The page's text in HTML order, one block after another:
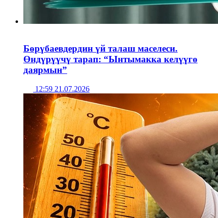
Бөрүбаевдердин үй талаш маселеси.
Өндүрүүчү тарап: “Ынтымакка келүүгө
даярмын”
12:59 21.07.2026